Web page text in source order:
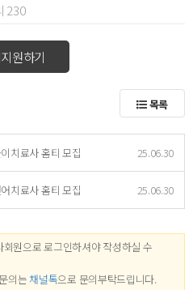
230
원하기
목록
치료사 홈티 모집 25.06.30
치료사 홈티 모집 25.06.30
회원으로 로그인하셔야 작성하실 수
의는 채널톡으로 문의부탁드립니다.